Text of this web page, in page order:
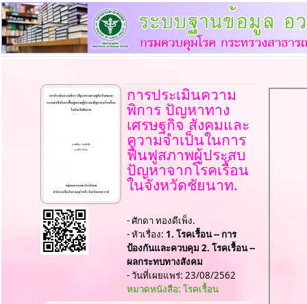
การประเมินความ
พิการ ปัญหาทาง
เศรษฐกิจ สังคมและ
ความจำเป็นในการ
ฟื้นฟูสภาพผู้ประสบ
ปัญหาจากโรคเรื้อน
ในจังหวัดชัยนาท.
- ศักดา ทองดีเพ็ง.
- หัวเรื่อง: 1. โรคเรื้อน -- การ
ป้องกันและควบคุม 2. โรคเรื้อน --
ผลกระทบทางสังคม
- วันที่เผยแพร่: 23/08/2562
หมวดหนังสือ: โรคเรื้อน